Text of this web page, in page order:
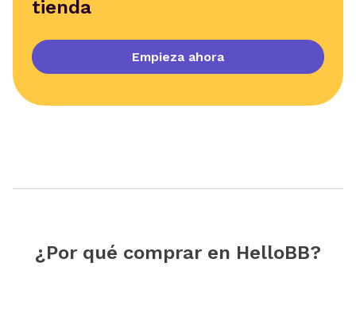
tienda
Empieza ahora
¿Por qué comprar en HelloBB?